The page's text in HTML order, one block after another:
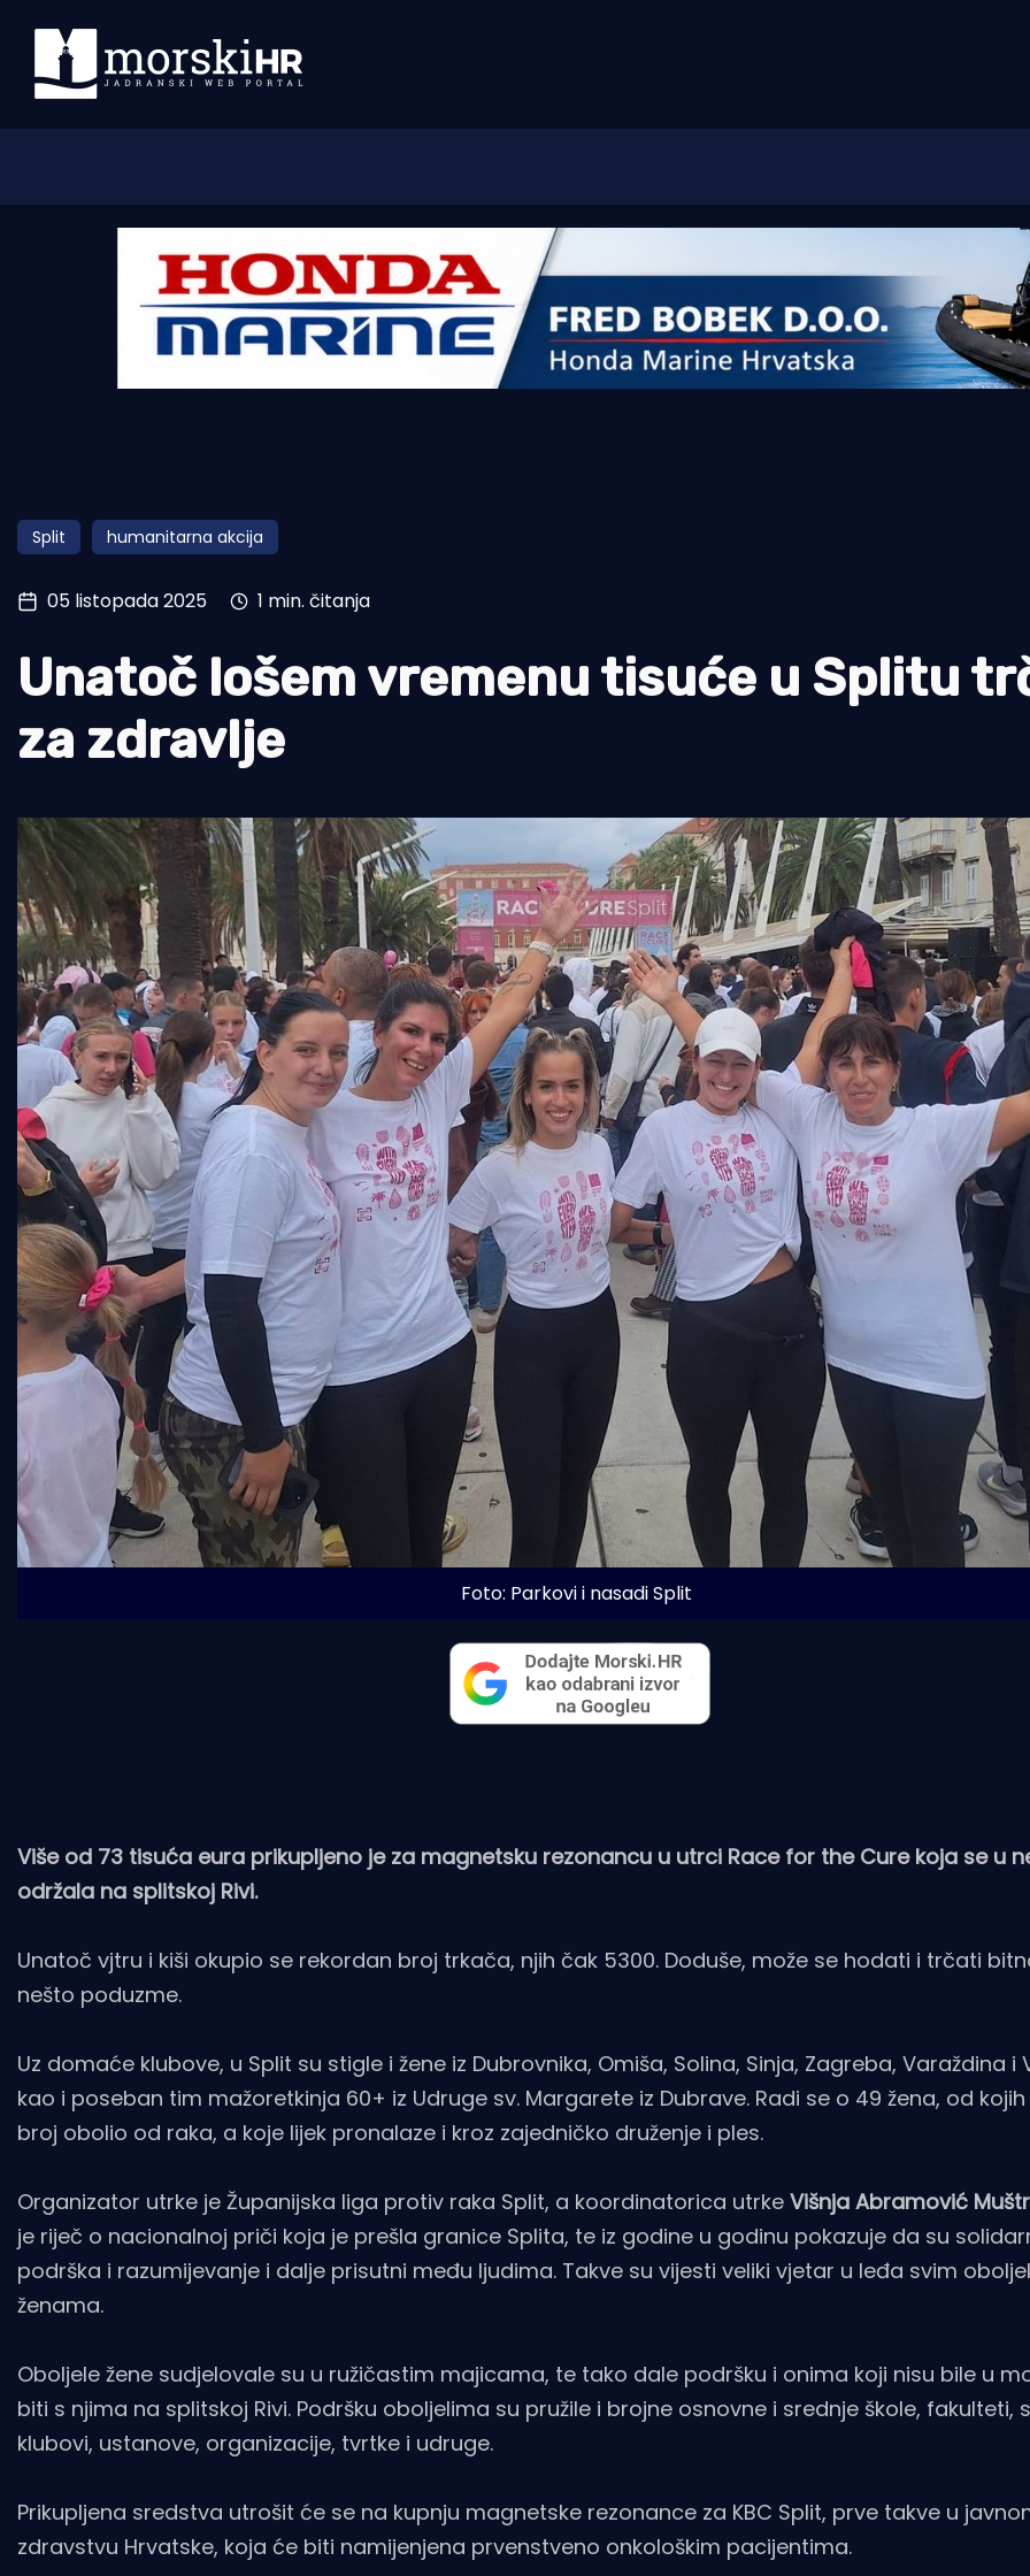
Morski plus
Pomorstvo
Ribolov
Tradicija i kultura
Split humanitarna akcija
05 listopada 2025 1 min. čitanja
Unatoč lošem vremenu tisuće u Splitu
za zdravlje
Foto: Parkovi i nasadi Split
Više od 73 tisuća eura prikupljeno je za magnetsku rezonancu u utrci Race for the Cure koja se u
održala na splitskoj Rivi.
Unatoč vjtru i kiši okupio se rekordan broj trkača, njih čak 5300. Doduše, može se hodati i trčati
nešto poduzme.
Uz domaće klubove, u Split su stigle i žene iz Dubrovnika, Omiša, Solina, Sinja, Zagreba, Varaždina i
kao i poseban tim mažoretkinja 60+ iz Udruge sv. Margarete iz Dubrave. Radi se o 49 žena, od kojih
broj obolio od raka, a koje lijek pronalaze i kroz zajedničko druženje i ples.
Organizator utrke je Županijska liga protiv raka Split, a koordinatorica utrke Višnja Abramović
je riječ o nacionalnoj priči koja je prešla granice Splita, te iz godine u godinu pokazuje da su
podrška i razumijevanje i dalje prisutni među ljudima. Takve su vijesti veliki vjetar u leđa svim
ženama.
Oboljele žene sudjelovale su u ružičastim majicama, te tako dale podršku i onima koji nisu bile u
biti s njima na splitskoj Rivi. Podršku oboljelima su pružile i brojne osnovne i srednje škole, fakulteti,
klubovi, ustanove, organizacije, tvrtke i udruge.
Prikupljena sredstva utrošit će se na kupnju magnetske rezonance za KBC Split, prve takve u
zdravstvu Hrvatske, koja će biti namijenjena prvenstveno onkološkim pacijentima.